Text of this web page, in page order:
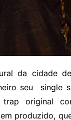
da cidade
seu single
original
produzido,